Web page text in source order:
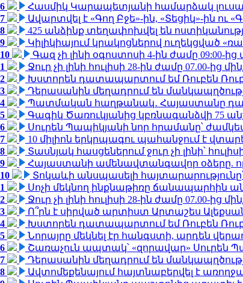
6
Հասմիկ Կարապետյանի համարձակ
7
Ավարտվել է «Գող Բջե»-ին, «Տեցիկ»-ին ու
8
425 անձինք տեղափոխվել են
9
Կիլիկիայում կրակոցներով ուղեկցված
10
Գազ չի լինի օգոստոսի 4-ին ժամը 09:00-ից
1
Ջուր չի լինի հուլիսի 28-ին ժամը 07.00-ից
2
Խստորեն դատապարտում եմ Ռուբեն
3
Դերասանին մեղադրում են
4
Պատմական հաղթանակ․ Հայաստանը
5
Գագիկ Ծառուկյանից կբռնագանձվի 75
6
Սուրեն Պապիկյանի նոր հրամանը՝
7
10 միլիոն երկրպագու պահանջում է
8
Տասնյակ հասցեներում ջուր չի լինի՝
9
Հայաստանի ամենավտանգավոր օձերը.
10
Տոկաևի անսպասելի
1
Սոչի մեկնող ինքնաթիռը ճանապարհին
2
Ջուր չի լինի հուլիսի 28-ին ժամը 07.00-ից
3
Ո՞րն է սիրված արտիստ Արտաշես
4
Խստորեն դատապարտում եմ Ռուբեն
5
Նորայրը մեկնել էր հանգստի, արդեն
6
Շառաչուն ապտակ՝ «զորավար» Սուրեն
7
Դերասանին մեղադրում են
8
Ավտոմեքենայում հայտնաբերվել է